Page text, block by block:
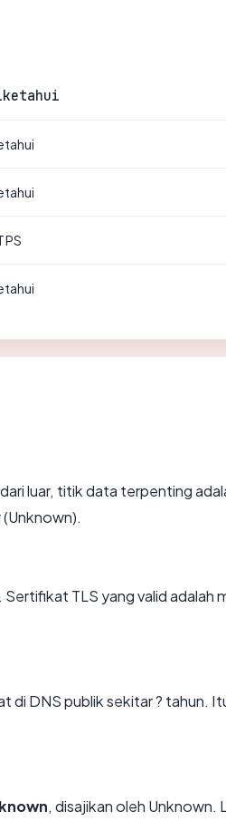
dari luar, titik data terpenting
TLS yang valid adalah
DNS publik sekitar ? tahun.
, disajikan oleh Unknown.